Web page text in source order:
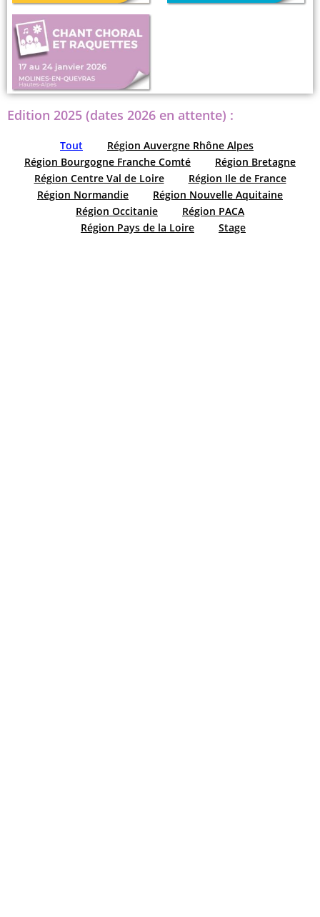
Edition 2025 (dates 2026 en attente) :
Tout
Région Auvergne Rhône Alpes
Région Bourgogne Franche Comté
Région Bretagne
Région Centre Val de Loire
Région Ile de France
Région Normandie
Région Nouvelle Aquitaine
Région Occitanie
Région PACA
Région Pays de la Loire
Stage